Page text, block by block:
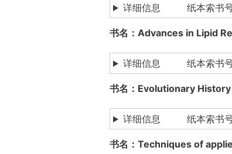
详细信息 纸本索书号/
书名：Advances in
详细信息 纸本索书号/
书名：Evolutionary
详细信息 纸本索书号/
书名：Techniques of